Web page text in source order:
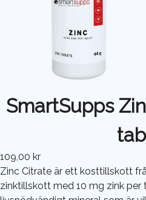
SmartSupps
109,00 kr
Zinc Citrate är ett kosttillskott
zinktillskott med 10 mg zink per